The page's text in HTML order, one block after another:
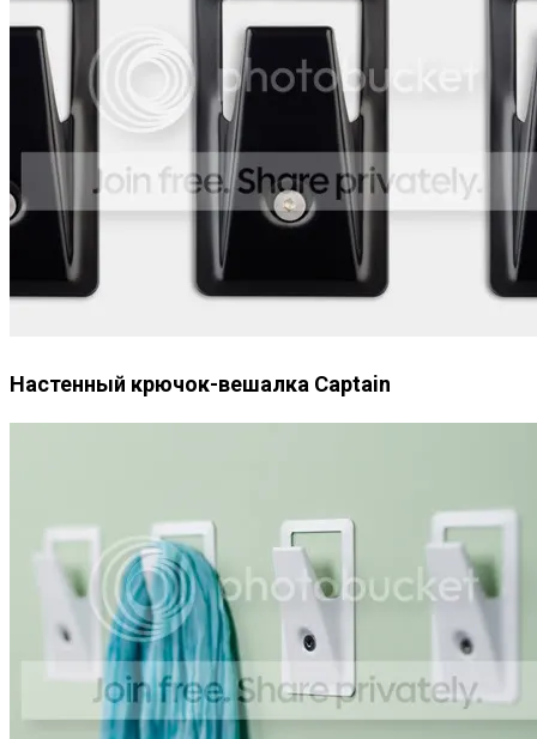
Настенный крючок-вешалка Captain